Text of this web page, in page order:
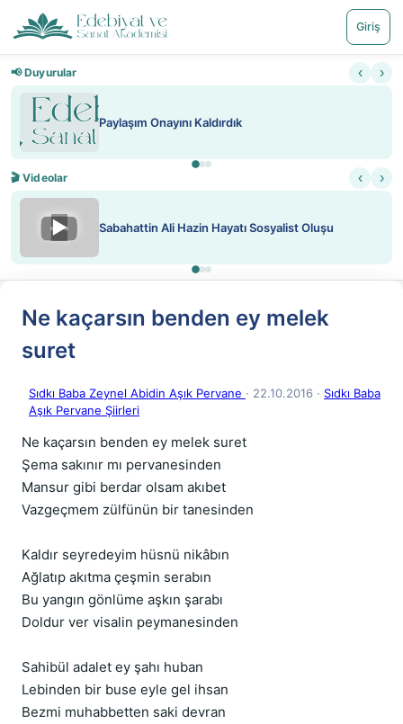
Giriş
📢 Duyurular ‹ ›
Paylaşım Onayını Kaldırdık
🎬 Videolar ‹ ›
▶ Sabahattin Ali Hazin Hayatı Sosyalist Oluşu
Ne kaçarsın benden ey melek
suret
Sıdkı Baba Zeynel Abidin Aşık Pervane · 22.10.2016 · Sıdkı Baba
Aşık Pervane Şiirleri
Ne kaçarsın benden ey melek suret
Şema sakınır mı pervanesinden
Mansur gibi berdar olsam akıbet
Vazgeçmem zülfünün bir tanesinden
Kaldır seyredeyim hüsnü nikâbın
Ağlatıp akıtma çeşmin serabın
Bu yangın gönlüme aşkın şarabı
Doldur ver visalin peymanesinden
Sahibül adalet ey şahı huban
Lebinden bir buse eyle gel ihsan
Bezmi muhabbetten saki devran